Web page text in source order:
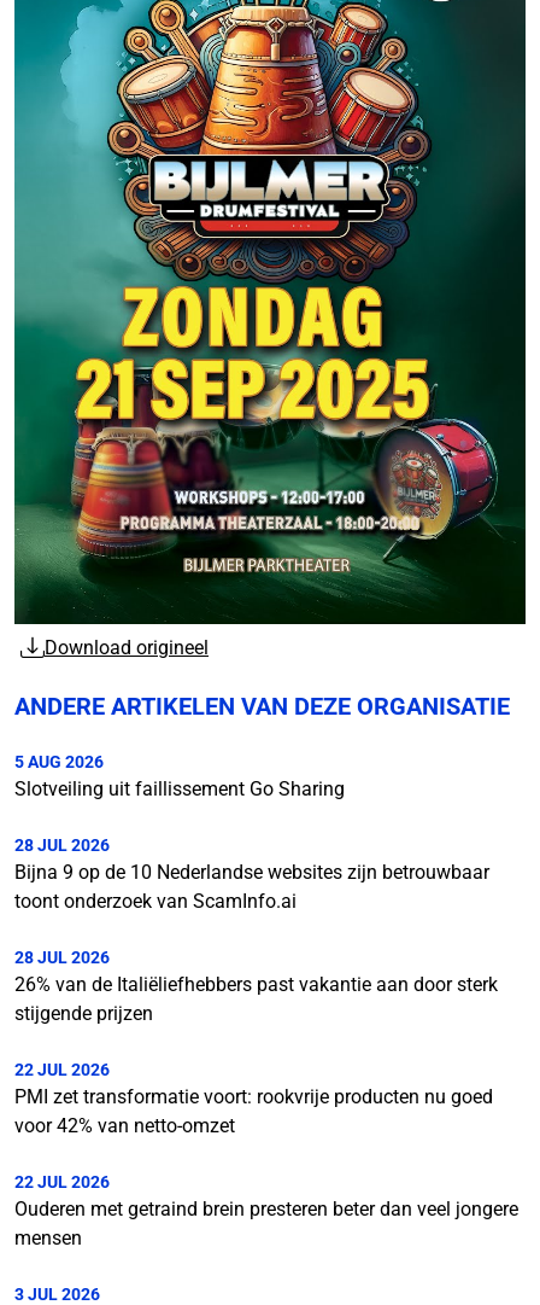
Download origineel
ANDERE ARTIKELEN VAN DEZE ORGANISATIE
5 AUG 2026
Slotveiling uit faillissement Go Sharing
28 JUL 2026
Bijna 9 op de 10 Nederlandse websites zijn betrouwbaar
toont onderzoek van ScamInfo.ai
28 JUL 2026
26% van de Italiëliefhebbers past vakantie aan door sterk
stijgende prijzen
22 JUL 2026
PMI zet transformatie voort: rookvrije producten nu goed
voor 42% van netto-omzet
22 JUL 2026
Ouderen met getraind brein presteren beter dan veel jongere
mensen
3 JUL 2026